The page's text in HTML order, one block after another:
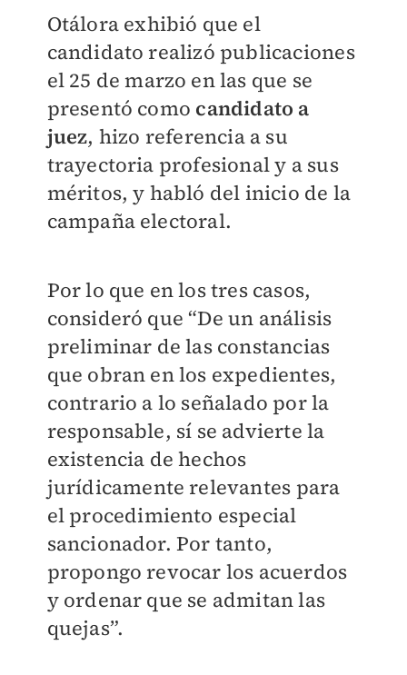
Otálora exhibió que el
candidato realizó publicaciones
el 25 de marzo en las que se
presentó como candidato a
juez, hizo referencia a su
trayectoria profesional y a sus
méritos, y habló del inicio de la
campaña electoral.
Por lo que en los tres casos,
consideró que “De un análisis
preliminar de las constancias
que obran en los expedientes,
contrario a lo señalado por la
responsable, sí se advierte la
existencia de hechos
jurídicamente relevantes para
el procedimiento especial
sancionador. Por tanto,
propongo revocar los acuerdos
y ordenar que se admitan las
quejas”.